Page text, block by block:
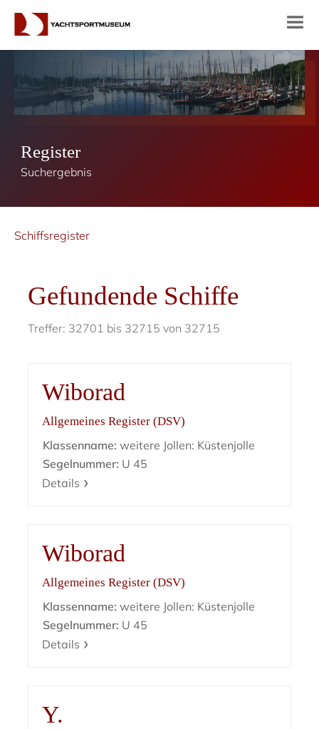
Register
Suchergebnis
Schiffsregister
Gefundende Schiffe
Treffer: 32701 bis 32715 von 32715
Wiborad
Allgemeines Register (DSV)
Klassenname: weitere Jollen: Küstenjolle
Segelnummer: U 45
Details
Wiborad
Allgemeines Register (DSV)
Klassenname: weitere Jollen: Küstenjolle
Segelnummer: U 45
Details
Y.